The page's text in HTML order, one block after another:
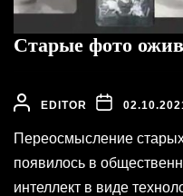
Старые фото
EDITOR
Переосмысление
появилось в
интеллект в виде